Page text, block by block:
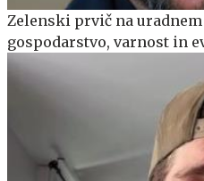
Zelenski prvič na
gospodarstvo, varnost in